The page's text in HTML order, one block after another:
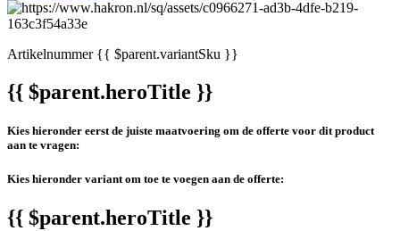
Artikelnummer{{ $parent.variantSku }}
{{ $parent.heroTitle }}
Kies hieronder eerst de juiste maatvoering om de offerte voor dit product
aan te vragen:
Kies hieronder variant om toe te voegen aan de offerte:
{{ $parent.heroTitle }}